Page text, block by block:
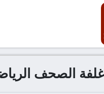
أغلفة الصحف